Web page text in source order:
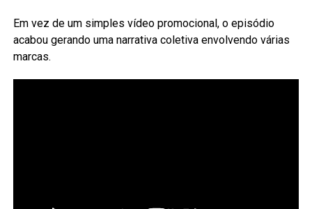
Em vez de um simples vídeo promocional, o episódio
acabou gerando uma narrativa coletiva envolvendo várias
marcas.